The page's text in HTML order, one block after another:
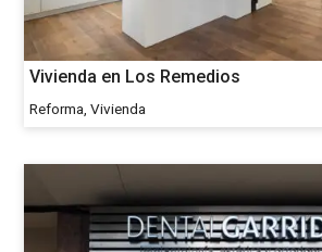
Vivienda en Los Remedios
Reforma, Vivienda